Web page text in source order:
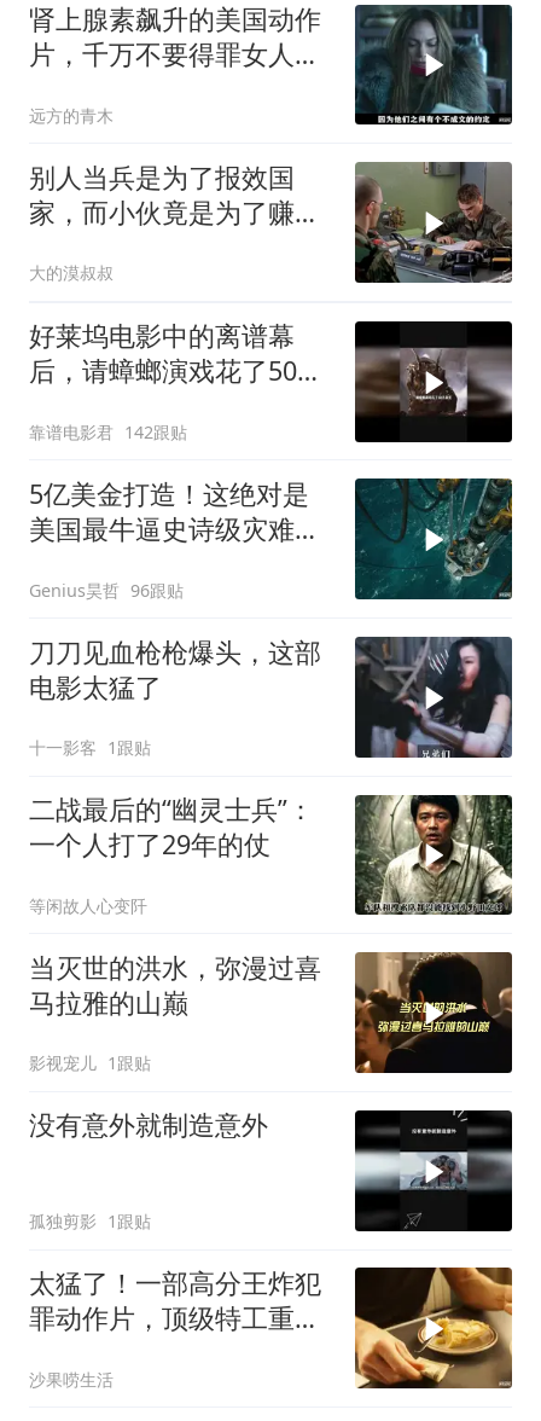
肾上腺素飙升的美国动作
片，千万不要得罪女人，
远方的青木
别人当兵是为了报效国
家，而小伙竟是为了赚
大的漠叔叔
好莱坞电影中的离谱幕
后，请蟑螂演戏花了50万
靠谱电影君 142跟贴
5亿美金打造！这绝对是
美国最牛逼史诗级灾难大
Genius昊哲 96跟贴
刀刀见血枪枪爆头，这部
电影太猛了
十一影客 1跟贴
二战最后的“幽灵士兵”：
一个人打了29年的仗
等闲故人心变阡
当灭世的洪水，弥漫过喜
马拉雅的山巅
影视宠儿 1跟贴
没有意外就制造意外
孤独剪影 1跟贴
太猛了！一部高分王炸犯
罪动作片，顶级特工重出
沙果唠生活